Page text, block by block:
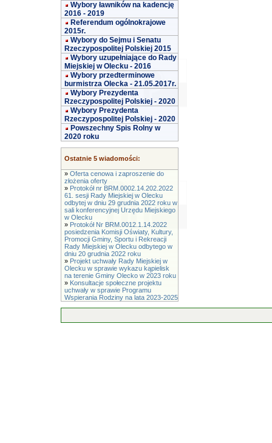
Wybory ławników na kadencję
2016 - 2019
Referendum ogólnokrajowe
2015r.
Wybory do Sejmu i Senatu
Rzeczypospolitej Polskiej 2015
Wybory uzupełniające do Rady
Miejskiej w Olecku - 2016
Wybory przedterminowe
burmistrza Olecka - 21.05.2017r.
Wybory Prezydenta
Rzeczypospolitej Polskiej - 2020
Wybory Prezydenta
Rzeczypospolitej Polskiej - 2020
Powszechny Spis Rolny w
2020 roku
Ostatnie 5 wiadomości:
» Oferta cenowa i zaproszenie do
złożenia oferty
» Protokół nr BRM.0002.14.202.2022
61. sesji Rady Miejskiej w Olecku
odbytej w dniu 29 grudnia 2022 roku w
sali konferencyjnej Urzędu Miejskiego
w Olecku
» Protokół Nr BRM.0012.1.14.2022
posiedzenia Komisji Oświaty, Kultury,
Promocji Gminy, Sportu i Rekreacji
Rady Miejskiej w Olecku odbytego w
dniu 20 grudnia 2022 roku
» Projekt uchwały Rady Miejskiej w
Olecku w sprawie wykazu kąpielisk
na terenie Gminy Olecko w 2023 roku
» Konsultacje społeczne projektu
uchwały w sprawie Programu
Wspierania Rodziny na lata 2023-2025